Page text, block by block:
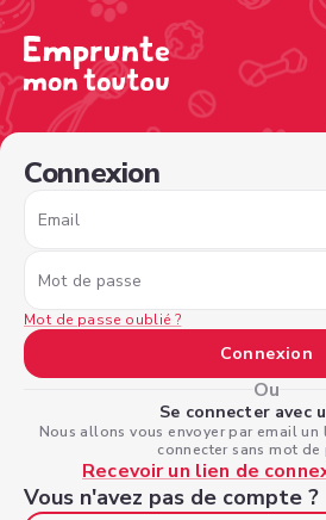
Connexion
Email
Mot de passe
Mot de passe oublié ?
Connexion
Ou
Se connecter avec
Nous allons vous envoyer par email
connecter sans mot de
Recevoir un lien de
Vous n'avez pas de compte ?
/sign-in?nextPage=%2Fview-